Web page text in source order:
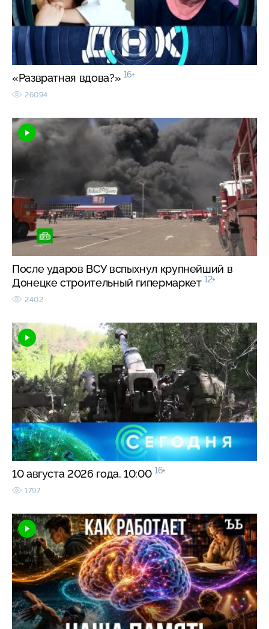
«Развратная вдова?» 16+
26094
После ударов ВСУ вспыхнул крупнейший в
Донецке строительный гипермаркет 12+
2402
10 августа 2026 года. 10:00 16+
1797